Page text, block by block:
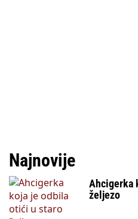
Najnovije
Ahcigerka
željezo